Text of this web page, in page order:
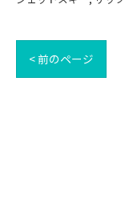
< 前のページ